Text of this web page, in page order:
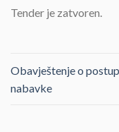
Tender je zatvoren.
Obavještenje o
nabavke